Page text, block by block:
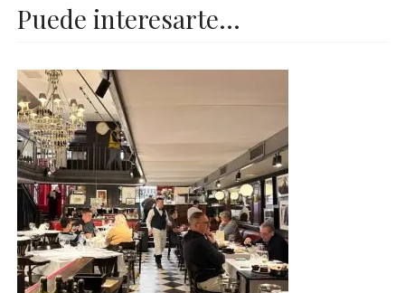
Puede interesarte...